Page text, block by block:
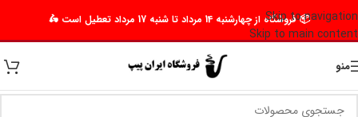
Skip to navigation
Skip to main content
📦 فروشگاه از چهارشنبه 14 مرداد تا شنبه 17 مرداد تعطیل است 🛵
منو